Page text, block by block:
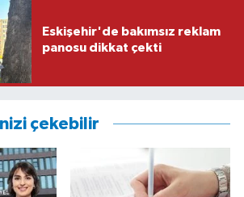
Eskişehir'de bakımsız reklam
panosu dikkat çekti
çekebilir